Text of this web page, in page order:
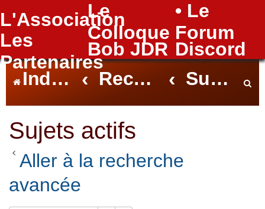
L'Association
Le
Colloque
• Le
Forum
Les
Partenaires
Bob JDR Discord
FAQ
Index du forum Rechercher Sujets actifs
Sujets actifs
Aller à la recherche
avancée